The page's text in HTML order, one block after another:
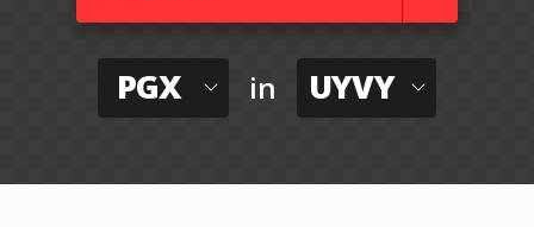
PGX in UYVY